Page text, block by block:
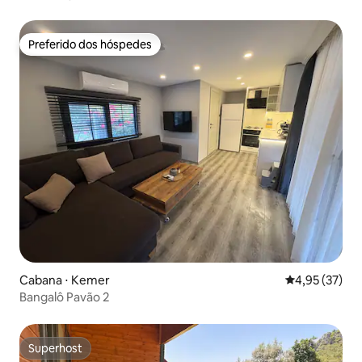
Preferido dos hóspedes
Preferido dos hóspedes
Cabana ⋅ Kemer 4,95 de uma
4,95 (37)
Bangalô Pavão 2
Superhost
Superhost